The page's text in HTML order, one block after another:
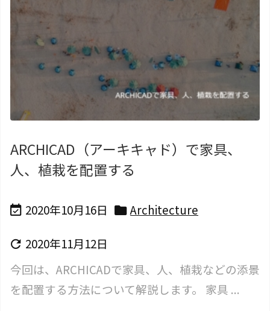
ARCHICAD（アーキキャド）で家具、
人、植栽を配置する
 2020年10月16日  Architecture
 2020年11月12日
今回は、ARCHICADで家具、人、植栽などの添景
を配置する方法について解説します。 家具 ...